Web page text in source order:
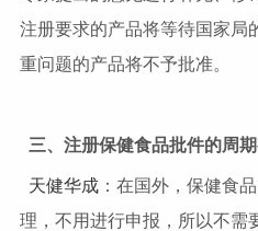
注册要求的产品将等待国家局
重问题的产品将不予批准。
三、注册保健食品批件的周
天健华成：在国外，保健食
理，不用进行申报，所以不需